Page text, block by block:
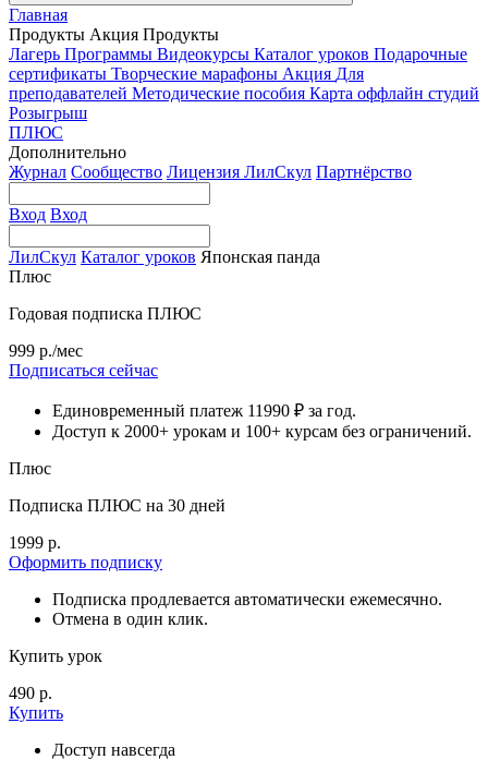
Главная
Продукты Акция Продукты
Лагерь Программы Видеокурсы Каталог уроков Подарочные
сертификаты Творческие марафоны Акция Для
преподавателей Методические пособия Карта оффлайн студий
Розыгрыш
ПЛЮС
Дополнительно
Журнал Сообщество Лицензия ЛилСкул Партнёрство
Вход Вход
ЛилСкул Каталог уроков Японская панда
Плюс
Годовая подписка ПЛЮС
999 р./мес
Подписаться сейчас
Единовременный платеж 11990 ₽ за год.
Доступ к 2000+ урокам и 100+ курсам без ограничений.
Плюс
Подписка ПЛЮС на 30 дней
1999 р.
Оформить подписку
Подписка продлевается автоматически ежемесячно.
Отмена в один клик.
Купить урок
490 р.
Купить
Доступ навсегда